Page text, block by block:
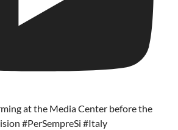
at the Media Center before the
#PerSempreSi #Italy